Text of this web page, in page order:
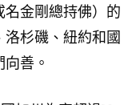
金剛總持佛）的
杉磯、紐約和國
善。